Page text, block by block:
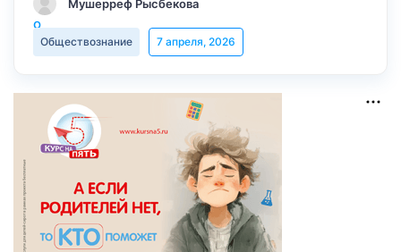
Мушерреф Рысбекова
Обществознание 7 апреля, 2026